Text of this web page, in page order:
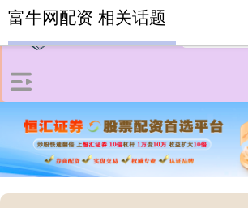
富牛网配资 相关话题